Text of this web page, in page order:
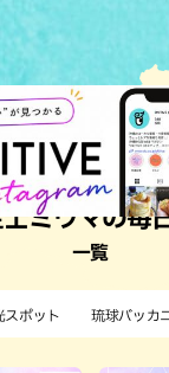
ミウマの毎
一覧
スポット 琉球バッカ